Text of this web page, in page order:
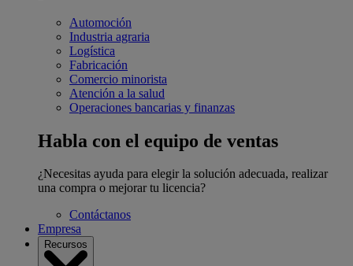
Automoción
Industria agraria
Logística
Fabricación
Comercio minorista
Atención a la salud
Operaciones bancarias y finanzas
Habla con el equipo de ventas
¿Necesitas ayuda para elegir la solución adecuada, realizar
una compra o mejorar tu licencia?
Contáctanos
Empresa
Recursos